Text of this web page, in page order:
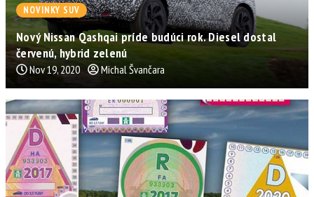
NOVINKY SUV
Nový Nissan Qashqai príde budúci rok. Diesel dostal
červenú, hybrid zelenú
Nov 19, 2020 Michal Švančara